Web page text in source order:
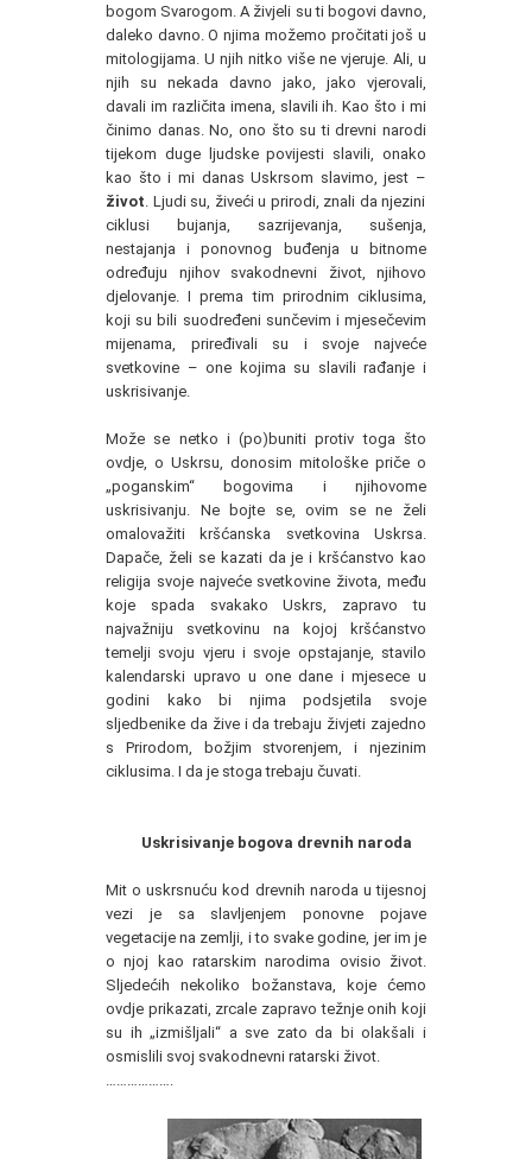
bogom Svarogom. A živjeli su ti bogovi davno,
daleko davno. O njima možemo pročitati još u
mitologijama. U njih nitko više ne vjeruje. Ali, u
njih su nekada davno jako, jako vjerovali,
davali im različita imena, slavili ih. Kao što i mi
činimo danas. No, ono što su ti drevni narodi
tijekom duge ljudske povijesti slavili, onako
kao što i mi danas Uskrsom slavimo, jest –
život. Ljudi su, živeći u prirodi, znali da njezini
ciklusi bujanja, sazrijevanja, sušenja,
nestajanja i ponovnog buđenja u bitnome
određuju njihov svakodnevni život, njihovo
djelovanje. I prema tim prirodnim ciklusima,
koji su bili suodređeni sunčevim i mjesečevim
mijenama, priređivali su i svoje najveće
svetkovine – one kojima su slavili rađanje i
uskrisivanje.
Može se netko i (po)buniti protiv toga što
ovdje, o Uskrsu, donosim mitološke priče o
„poganskim“ bogovima i njihovome
uskrisivanju. Ne bojte se, ovim se ne želi
omalovažiti kršćanska svetkovina Uskrsa.
Dapače, želi se kazati da je i kršćanstvo kao
religija svoje najveće svetkovine života, među
koje spada svakako Uskrs, zapravo tu
najvažniju svetkovinu na kojoj kršćanstvo
temelji svoju vjeru i svoje opstajanje, stavilo
kalendarski upravo u one dane i mjesece u
godini kako bi njima podsjetila svoje
sljedbenike da žive i da trebaju živjeti zajedno
s Prirodom, božjim stvorenjem, i njezinim
ciklusima. I da je stoga trebaju čuvati.
Uskrisivanje bogova drevnih naroda
Mit o uskrsnuću kod drevnih naroda u tijesnoj
vezi je sa slavljenjem ponovne pojave
vegetacije na zemlji, i to svake godine, jer im je
o njoj kao ratarskim narodima ovisio život.
Sljedećih nekoliko božanstava, koje ćemo
ovdje prikazati, zrcale zapravo težnje onih koji
su ih „izmišljali“ a sve zato da bi olakšali i
osmislili svoj svakodnevni ratarski život.
……………….